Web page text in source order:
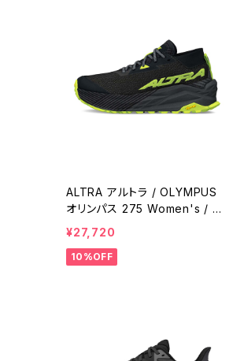
ALTRA アルトラ / OLYMPUS
オリンパス 275 Women's / Bl
ack/Gray
¥27,720
10%OFF